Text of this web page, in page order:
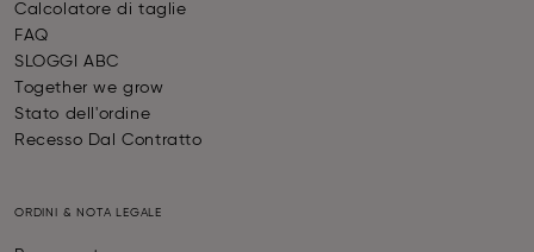
Calcolatore di taglie
FAQ
SLOGGI ABC
Together we grow
Stato dell'ordine
Recesso Dal Contratto
ORDINI & NOTA LEGALE